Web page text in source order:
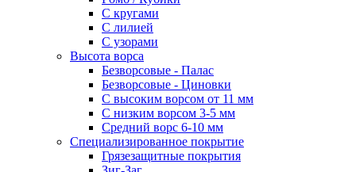
С кругами
С лилией
С узорами
Высота ворса
Безворсовые - Палас
Безворсовые - Циновки
С высоким ворсом от 11 мм
С низким ворсом 3-5 мм
Средний ворс 6-10 мм
Специализированное покрытие
Грязезащитные покрытия